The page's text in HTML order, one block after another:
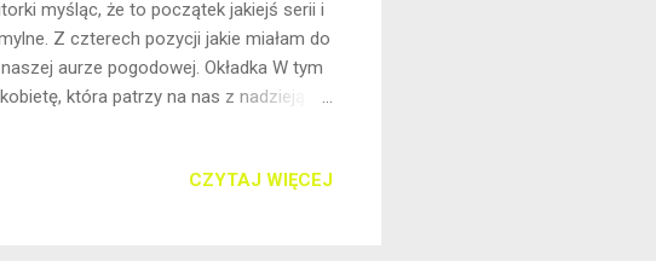
myśląc, że to początek jakiejś serii i
Z czterech pozycji jakie miałam do
aurze pogodowej. Okładka W tym
która patrzy na nas z nadzieją w
i zmieściła się w książkowychCZYTAJ WIĘCEJ